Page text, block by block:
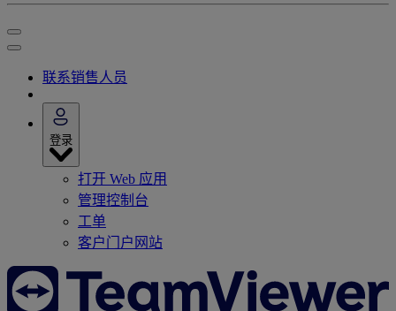
联系销售人员
登录
打开 Web 应用
管理控制台
工单
客户门户网站